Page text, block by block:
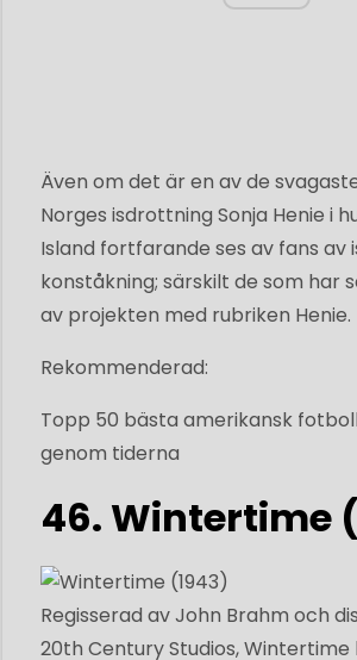
Även om det är en av de
Norges isdrottning Sonja Henie i
Island fortfarande ses av fans av
konståkning; särskilt de som har
av projekten med rubriken Henie.
Rekommenderad:
Topp 50 bästa amerikansk
genom tiderna
46. ​​Wintertime
Regisserad av John Brahm och
20th Century Studios,